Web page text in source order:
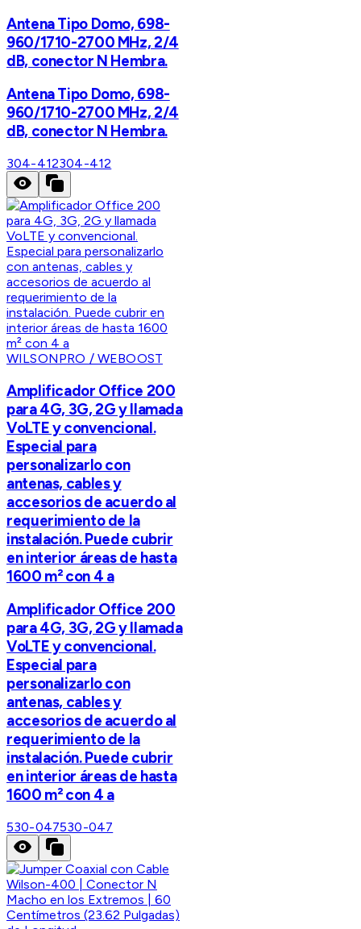
Antena Tipo Domo, 698-
960/1710-2700 MHz, 2/4
dB, conector N Hembra.
Antena Tipo Domo, 698-
960/1710-2700 MHz, 2/4
dB, conector N Hembra.
304-412304-412
WILSONPRO / WEBOOST
Amplificador Office 200
para 4G, 3G, 2G y llamada
VoLTE y convencional.
Especial para
personalizarlo con
antenas, cables y
accesorios de acuerdo al
requerimiento de la
instalación. Puede cubrir
en interior áreas de hasta
1600 m² con 4 a
Amplificador Office 200
para 4G, 3G, 2G y llamada
VoLTE y convencional.
Especial para
personalizarlo con
antenas, cables y
accesorios de acuerdo al
requerimiento de la
instalación. Puede cubrir
en interior áreas de hasta
1600 m² con 4 a
530-047530-047